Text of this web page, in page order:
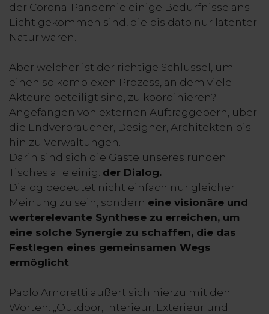
der Corona-Pandemie einige Bedürfnisse ans
Licht gekommen sind, die bis dato nur latenter
Natur waren.
Aber welcher ist der richtige Schlüssel, um
einen so komplexen Prozess, an dem viele
Akteure beteiligt sind, zu koordinieren?
Angefangen von externen Auftraggebern, über
die Endverbraucher, Designer, Architekten bis
hin zu Verwaltungen.
Darin sind sich die Gäste unseres runden
Tisches alle einig: der Dialog.
Dialog bedeutet nicht einfach nur gleicher
Meinung zu sein, sondern eine visionäre und
werterelevante Synthese zu erreichen, um
eine solche Synergie zu schaffen, die das
Festlegen eines gemeinsamen Wegs
ermöglicht
Paolo Amoretti äußert sich hierzu mit den
Worten: „Outdoor, Interieur, Exterieur und